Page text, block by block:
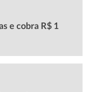
e cobra R$ 1